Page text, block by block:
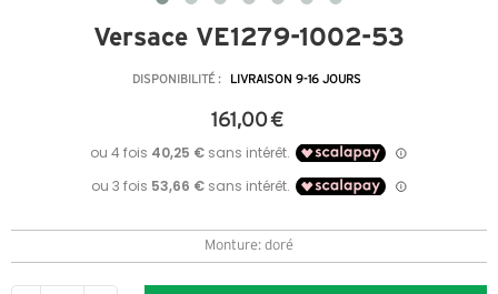
Versace VE1279-1002-53
DISPONIBILITÉ : LIVRAISON 9-16 JOURS
161,00 €
Monture: doré